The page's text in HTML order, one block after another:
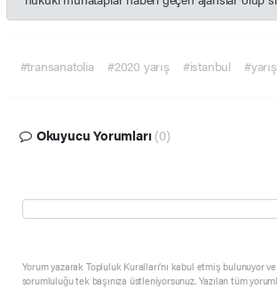
#transanatolia #2020 yarış #istanbul #yarış
Okuyucu Yorumları (0)
Yorum yazarak Topluluk Kuralları’nı kabul etmiş bulunuyor
sorumluluğu tek başınıza üstleniyorsunuz. Yazılan tüm